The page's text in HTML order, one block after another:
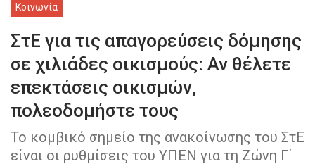
Κοινωνία
ΣτΕ για τις απαγορεύσεις δόμησης
σε χιλιάδες οικισμούς: Αν θέλετε
επεκτάσεις οικισμών,
πολεοδομήστε τους
Το κομβικό σημείο της ανακοίνωσης του ΣτΕ
είναι οι ρυθμίσεις του ΥΠΕΝ για τη Ζώνη Γ΄